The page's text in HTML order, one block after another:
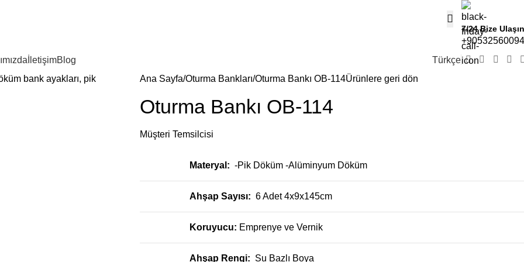
7/24 Bize Ulaşın
İletişimBlog
Türkçe
Ana Sayfa Oturma Bankları Oturma Bankı OB-114Ürünlere geri dön
Oturma Bankı OB-114
Müşteri Temsilcisi
Materyal: -Pik Döküm -Alüminyum Döküm
Ahşap Sayısı: 6 Adet 4x9x145cm
Koruyucu: Emprenye ve Vernik
Ahşap Rengi: Su Bazlı Boya